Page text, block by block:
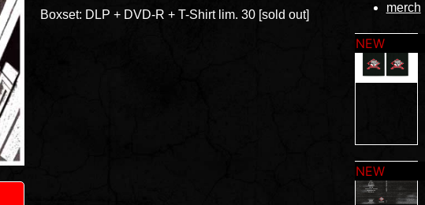
Boxset: DLP + DVD-R + T-Shirt lim. 30 [sold out]
merch